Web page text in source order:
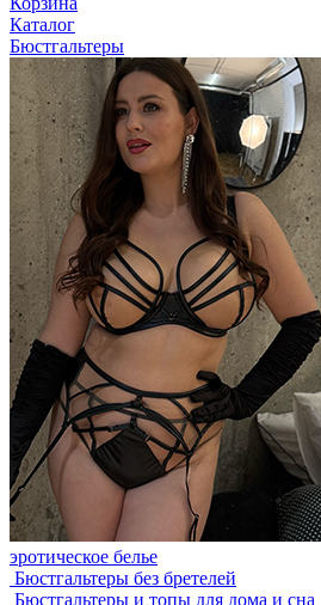
Каталог
Бюстгальтеры
эротическое белье
Бюстгальтеры без бретелей
Бюстгальтеры и топы для дома и сна